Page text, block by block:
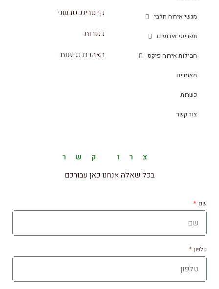
מגשי אירוח חלבי
תפריטי אירועים
חבילות אירוח פיקס
מאמרים
כשרות
צור קשר
קייטרינג טבעוני
כשרות
הצהרת נגישות
צרו קשר
בכל שאלה אנחנו כאן עבורכם
שם
טלפון